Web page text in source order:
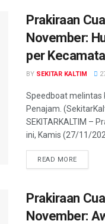
Prakiraan
November:
per
BY SEKITAR KALTIM
Speedboat melintas
Penajam.
SEKITARKALTIM –
ini, Kamis (27/11/
READ MORE
Prakiraan
November: